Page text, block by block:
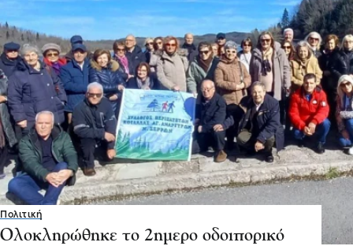
Πολιτική
Ολοκληρώθηκε το 2ημερο οδοιπορικό